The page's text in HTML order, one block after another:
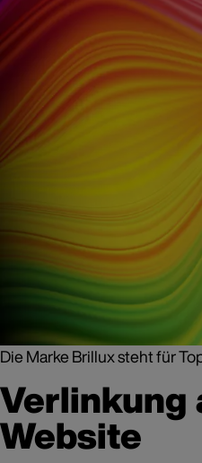
Die Marke Brillux steht für
Verlinkung
Website